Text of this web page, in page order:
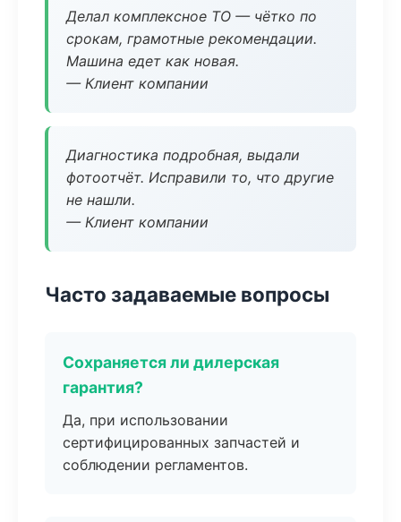
Делал комплексное ТО — чётко по
срокам, грамотные рекомендации.
Машина едет как новая.
— Клиент компании
Диагностика подробная, выдали
фотоотчёт. Исправили то, что другие
не нашли.
— Клиент компании
Часто задаваемые вопросы
Сохраняется ли дилерская
гарантия?
Да, при использовании
сертифицированных запчастей и
соблюдении регламентов.